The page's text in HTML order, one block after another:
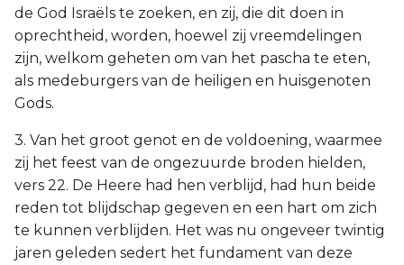
de God Israëls te zoeken, en zij, die dit doen in
oprechtheid, worden, hoewel zij vreemdelingen
zijn, welkom geheten om van het pascha te eten,
als medeburgers van de heiligen en huisgenoten
Gods.
3. Van het groot genot en de voldoening, waarmee
zij het feest van de ongezuurde broden hielden,
vers 22. De Heere had hen verblijd, had hun beide
reden tot blijdschap gegeven en een hart om zich
te kunnen verblijden. Het was nu ongeveer twintig
jaren geleden sedert het fundament van deze